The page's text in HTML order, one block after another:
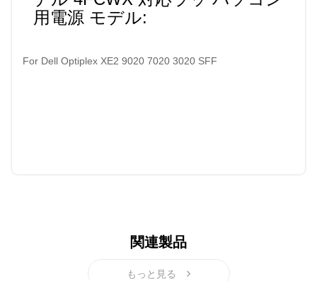
用電源 モデル:
For Dell Optiplex XE2 9020 7020 3020 SFF
関連製品
もっと見る